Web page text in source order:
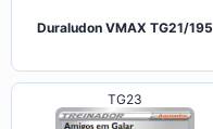
Duraludon VMAX TG21/195
TG23